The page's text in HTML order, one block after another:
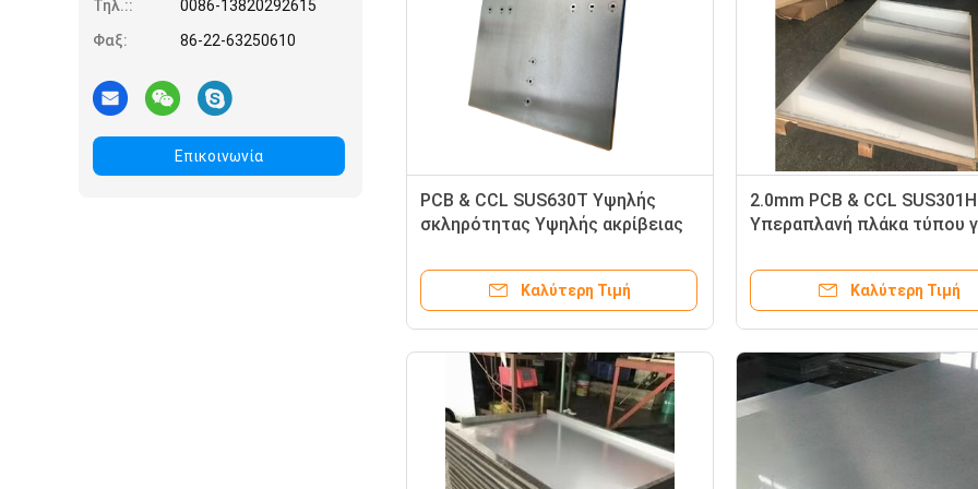
Τηλ.::
0086-13820292615
Φαξ:
86-22-63250610
Επικοινωνία
PCB & CCL SUS630T Υψηλής
σκληρότητας Υψηλής ακρίβειας
θερμοκρασίας ανθεκτική,
ανθεκτική στη διάβρωση
Καλύτερη Τιμή
2.0mm PCB & CCL SUS301H
Υπεραπλανή πλάκα τύπου
Καλύτερη Τιμή